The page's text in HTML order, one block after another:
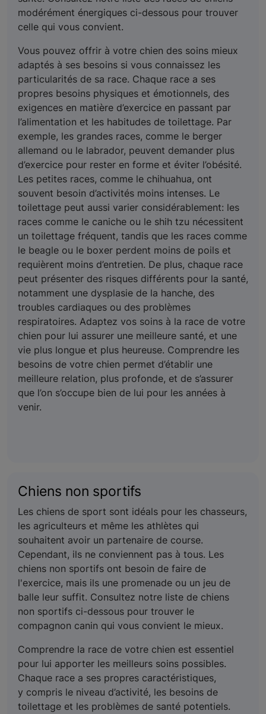
modérément énergiques ci-dessous pour trouver
celle qui vous convient.
Vous pouvez offrir à votre chien des soins mieux
adaptés à ses besoins si vous connaissez les
particularités de sa race. Chaque race a ses
propres besoins physiques et émotionnels, des
exigences en matière d’exercice en passant par
l’alimentation et les habitudes de toilettage. Par
exemple, les grandes races, comme le berger
allemand ou le labrador, peuvent demander plus
d’exercice pour rester en forme et éviter l’obésité.
Les petites races, comme le chihuahua, ont
souvent besoin d’activités moins intenses. Le
toilettage peut aussi varier considérablement: les
races comme le caniche ou le shih tzu nécessitent
un toilettage fréquent, tandis que les races comme
le beagle ou le boxer perdent moins de poils et
requièrent moins d’entretien. De plus, chaque race
peut présenter des risques différents pour la santé,
notamment une dysplasie de la hanche, des
troubles cardiaques ou des problèmes
respiratoires. Adaptez vos soins à la race de votre
chien pour lui assurer une meilleure santé, et une
vie plus longue et plus heureuse. Comprendre les
besoins de votre chien permet d’établir une
meilleure relation, plus profonde, et de s’assurer
que l’on s’occupe bien de lui pour les années à
venir.
Chiens non sportifs
Les chiens de sport sont idéals pour les chasseurs,
les agriculteurs et même les athlètes qui
souhaitent avoir un partenaire de course.
Cependant, ils ne conviennent pas à tous. Les
chiens non sportifs ont besoin de faire de
l'exercice, mais ils une promenade ou un jeu de
balle leur suffit. Consultez notre liste de chiens
non sportifs ci-dessous pour trouver le
compagnon canin qui vous convient le mieux.
Comprendre la race de votre chien est essentiel
pour lui apporter les meilleurs soins possibles.
Chaque race a ses propres caractéristiques,
y compris le niveau d’activité, les besoins de
toilettage et les problèmes de santé potentiels.